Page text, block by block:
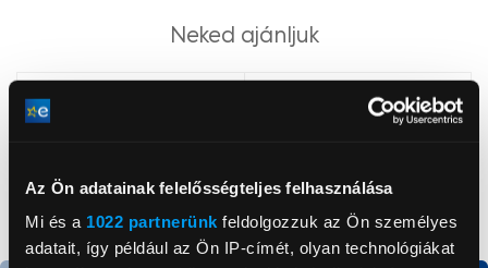
Az Ön adatainak felelősségteljes felhasználása
Mi és a 1022 partnerünk feldolgozzuk az Ön személyes
adatait, így például az Ön IP-címét, olyan technológiákat
Neked ajánljuk